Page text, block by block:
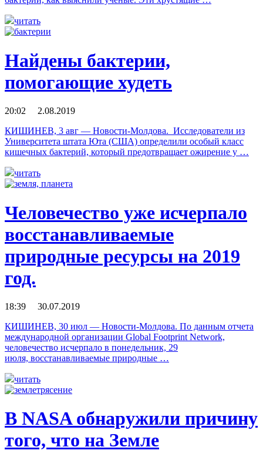
читать
Найдены бактерии,
помогающие худеть
20:02 2.08.2019
КИШИНЕВ, 3 авг — Новости-Молдова. Исследователи из
Университета штата Юта (США) определили особый класс
кишечных бактерий, который предотвращает ожирение у …
читать
Человечество уже исчерпало
восстанавливаемые
природные ресурсы на 2019
год.
18:39 30.07.2019
КИШИНЕВ, 30 июл — Новости-Молдова. По данным отчета
международной организации Global Footprint Network,
человечество исчерпало в понедельник, 29
июля, восстанавливаемые природные …
читать
В NASA обнаружили причину
того, что на Земле